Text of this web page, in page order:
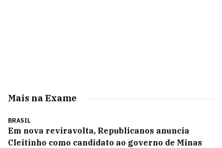
Mais na Exame
BRASIL
Em nova reviravolta, Republicanos anuncia
Cleitinho como candidato ao governo de Minas